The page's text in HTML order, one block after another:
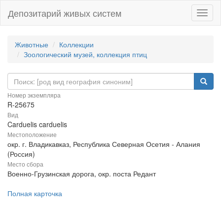
Депозитарий живых систем
Животные
Коллекции
Зоологический музей, коллекция птиц
Номер экземпляра
R-25675
Вид
Carduelis carduelis
Местоположение
окр. г. Владикавказ, Республика Северная Осетия - Алания
(Россия)
Место сбора
Военно-Грузинская дорога, окр. поста Редант
Полная карточка